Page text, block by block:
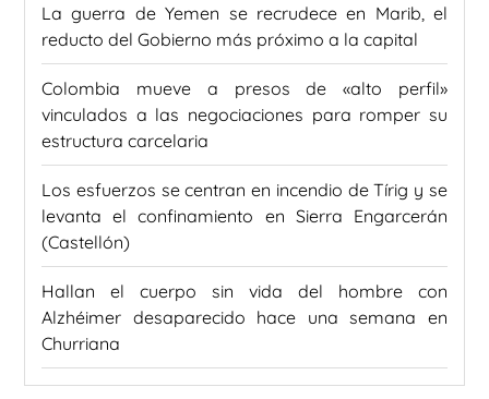
La guerra de Yemen se recrudece en Marib, el
reducto del Gobierno más próximo a la capital
Colombia mueve a presos de «alto perfil»
vinculados a las negociaciones para romper su
estructura carcelaria
Los esfuerzos se centran en incendio de Tírig y se
levanta el confinamiento en Sierra Engarcerán
(Castellón)
Hallan el cuerpo sin vida del hombre con
Alzhéimer desaparecido hace una semana en
Churriana